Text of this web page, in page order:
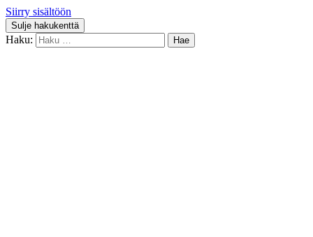
Siirry sisältöön
Sulje hakukenttä
Haku: